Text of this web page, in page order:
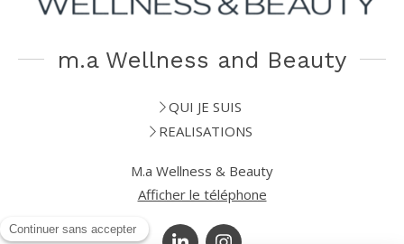
m.a Wellness and Beauty
QUI JE SUIS
REALISATIONS
M.a Wellness & Beauty
Afficher le téléphone